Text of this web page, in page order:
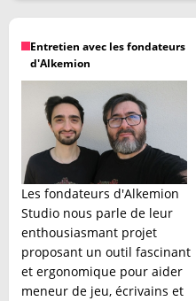
Entretien avec les fondateurs
d'Alkemion
Les fondateurs d'Alkemion
Studio nous parle de leur
enthousiasmant projet
proposant un outil fascinant
et ergonomique pour aider
meneur de jeu, écrivains et